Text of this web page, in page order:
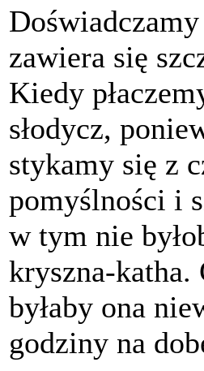
zawiera się
Kiedy
słodycz,
stykamy się z
pomyślności i
w tym nie
kryszna-
byłaby ona
godziny na